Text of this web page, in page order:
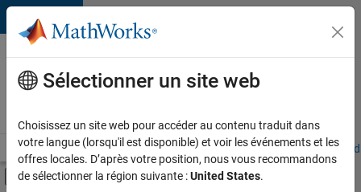
Passer au contenu
Votre
carrière
chez
Accueil Explorer nos opportunités Adresses de nos bureaux
Activer/désactiver l'affichage du menu
Contenu principal
Sélectionner un site web
Choisissez un site web pour accéder au contenu traduit dans
votre langue (lorsqu'il est disponible) et voir les événements et les
offres locales. D’après votre position, nous vous recommandons
de sélectionner la région suivante :United States.